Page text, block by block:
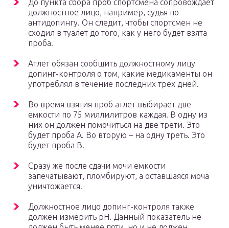
До пункта сбора проб спортсмена сопровождает
должностное лицо, например, судья по
антидопингу. Он следит, чтобы спортсмен не
сходил в туалет до того, как у него будет взята
проба.
Атлет обязан сообщить должностному лицу
допинг-контроля о том, какие медикаменты он
употреблял в течение последних трех дней.
Во время взятия проб атлет выбирает две
емкости по 75 миллилитров каждая. В одну из
них он должен помочиться на две трети. Это
будет проба А. Во вторую – на одну треть. Это
будет проба В.
Сразу же после сдачи мочи емкости
запечатывают, пломбируют, а оставшаяся моча
уничтожается.
Должностное лицо допинг-контроля также
должен измерить рН. Данный показатель не